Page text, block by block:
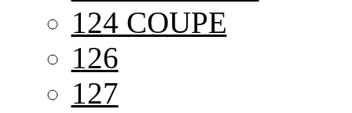
124 COUPE
126
127